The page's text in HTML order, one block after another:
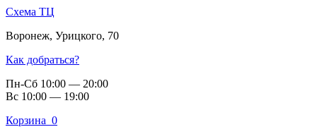
Схема ТЦ
Воронеж, Урицкого, 70
Как добраться?
Пн-Сб 10:00 — 20:00
Вс 10:00 — 19:00
Корзина 0